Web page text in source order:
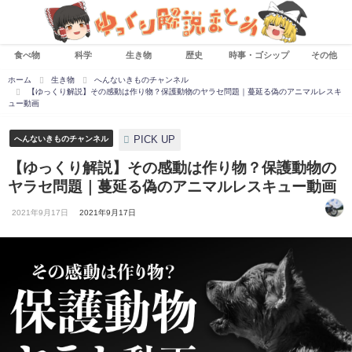
食べ物 科学 生き物 歴史 時事・ゴシップ その他
ホーム 生き物
へんないきものチャンネル
【ゆっくり解説】その感動は作り物？保護動物のヤラセ問題｜蔓延る偽のアニマルレスキ
ュー動画
へんないきものチャンネル PICK UP
【ゆっくり解説】その感動は作り物？保護動物の
ヤラセ問題｜蔓延る偽のアニマルレスキュー動画
2021年9月17日 2021年9月17日